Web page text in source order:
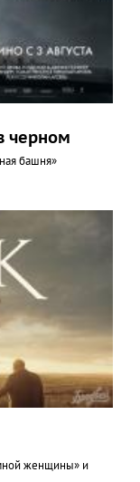
черном
башня»
женщины» и